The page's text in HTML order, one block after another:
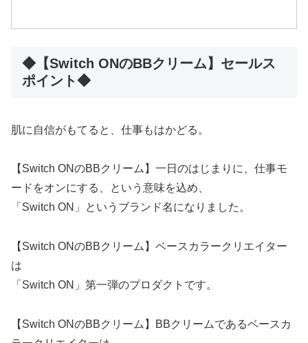
◆【Switch ONのBBクリーム】セールス
ポイント◆
肌に自信がもてると、仕事もはかどる。
【Switch ONのBBクリーム】一日のはじまりに、仕事モ
ードをオンにする、という意味を込め、
「Switch ON」というブランド名になりました。
【Switch ONのBBクリーム】ベースカラークリエイター
は
「Switch ON」第一弾のプロダクトです。
【Switch ONのBBクリーム】BBクリームであるベースカ